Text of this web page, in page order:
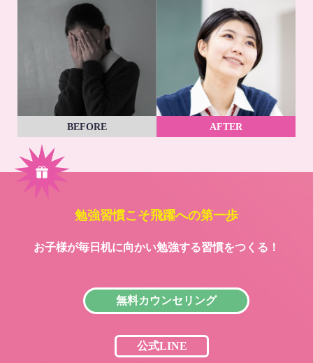
BEFORE AFTER
勉強習慣こそ飛躍への第一歩
お子様が毎日机に向かい勉強する習慣をつくる！
無料カウンセリング
公式LINE